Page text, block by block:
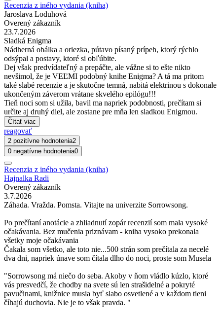
Recenzia z iného vydania (kniha)
Jaroslava Loduhová
Overený zákazník
23.7.2026
Sladká Enigma
Nádherná obálka a oriezka, pútavo písaný prípeh, ktorý rýchlo
odsýpal a postavy, ktoré si obľúbite.
Dej však predvídateľný a prepáčte, ale vážne si to ešte nikto
nevšimol, že je VEĽMI podobný knihe Enigma? A tá ma pritom
také slabé recenzie a je skutočne temná, nabitá elektrinou s dokonale
ukončeným záverom vrátane skvelého epilógu!!!
Tieň noci som si užila, bavil ma napriek podobnosti, prečítam si
určite aj druhý diel, ale zostane pre mňa len sladkou Enigmou.
Čítať viac
reagovať
2 pozitívne hodnotenia2
0 negatívne hodnotenia0
Recenzia z iného vydania (kniha)
Hajnalka Radi
Overený zákazník
3.7.2026
Záhada. Vražda. Pomsta. Vitajte na univerzite Sorrowsong.
Po prečítaní anotácie a zhliadnutí zopár recenzií som mala vysoké
očakávania. Bez mučenia priznávam - kniha vysoko prekonala
všetky moje očakávania
Čakala som všetko, ale toto nie...500 strán som prečítala za necelé
dva dni, napriek únave som čítala dlho do noci, proste som Musela
"Sorrowsong má niečo do seba. Akoby v ňom vládlo kúzlo, ktoré
vás presvedčí, že chodby na svete sú len strašidelné a pokryté
pavučinami, knižnice musia byť slabo osvetlené a v každom tieni
číhajú duchovia. Nie je to však pravda. "